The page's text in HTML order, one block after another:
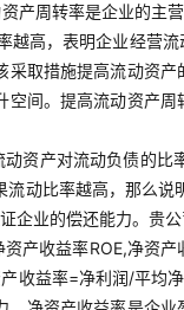
产周转率是企业的主
越高，表明企业经营
采取措施提高流动资
空间。提高流动资产
动资产对流动负债的比
动比率越高，那么
企业的偿还能力。贵
资产收益率ROE,净资
收益率=净利润/平均